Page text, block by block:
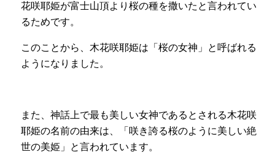
花咲耶姫が富士山頂より桜の種を撒いたと言われてい
るためです。
このことから、木花咲耶姫は「桜の女神」と呼ばれる
ようになりました。
また、神話上で最も美しい女神であるとされる木花咲
耶姫の名前の由来は、「咲き誇る桜のように美しい絶
世の美姫」と言われています。